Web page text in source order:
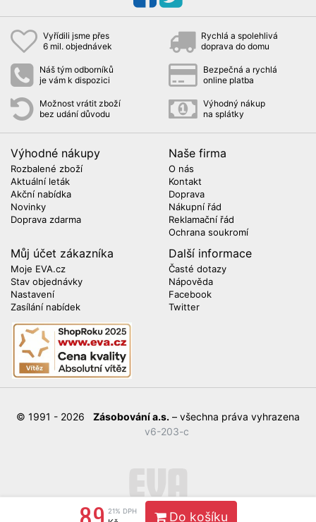
21% DPH Do košíku
Vyřídili jsme přes
6 mil. objednávek
Rychlá a spolehlivá
doprava do domu
Náš tým odborníků
je vám k dispozici
Bezpečná a rychlá
online platba
Možnost vrátit zboží
bez udání důvodu
Výhodný nákup
na splátky
Výhodné nákupy
Rozbalené zboží
Aktuální leták
Akční nabídka
Novinky
Doprava zdarma
Naše firma
O nás
Kontakt
Doprava
Nákupní řád
Reklamační řád
Ochrana soukromí
Můj účet zákazníka
Moje EVA.cz
Stav objednávky
Nastavení
Zasílání nabídek
Další informace
Časté dotazy
Nápověda
Facebook
Twitter
© 1991 - 2026 Zásobování a.s. – všechna práva vyhrazena
v6-203-c